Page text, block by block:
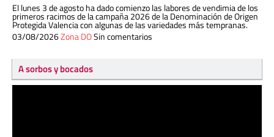
El lunes 3 de agosto ha dado comienzo las labores de vendimia de los
primeros racimos de la campaña 2026 de la Denominación de Origen
Protegida Valencia con algunas de las variedades más tempranas.
03/08/2026Zona DOSin comentarios
A sorbos y bocados